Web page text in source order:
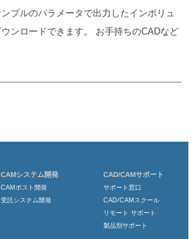
プルのパラメータで出力したインボリュ
ンロードできます。 お手持ちのCADなど
CAMシステム開発
CAMポスト開発
受託システム開発
CAD/CAMサポート
サポート窓口
CAD/CAMスクール
リモート サポート
製品別サポート